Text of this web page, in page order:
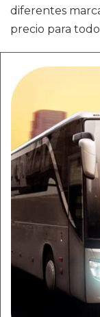
diferentes
precio para